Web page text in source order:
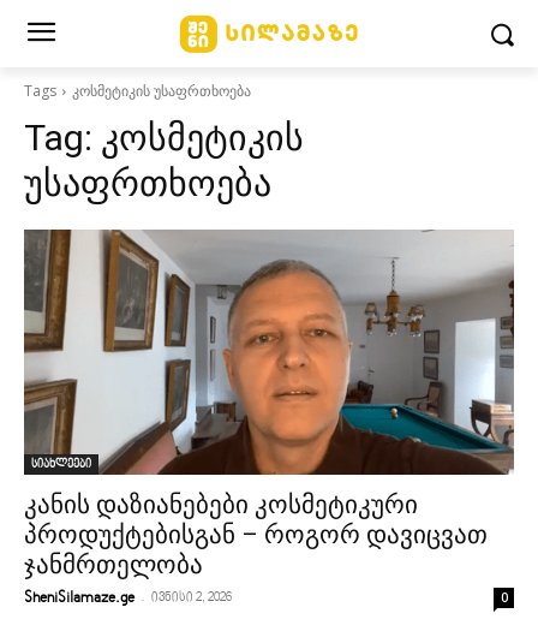
Tags კოსმეტიკის უსაფრთხოება
Tag: კოსმეტიკის
უსაფრთხოება
სიახლეები
კანის დაზიანებები კოსმეტიკური
პროდუქტებისგან – როგორ დავიცვათ
ჯანმრთელობა
SheniSilamaze.ge - ივნისი 2, 2026 0